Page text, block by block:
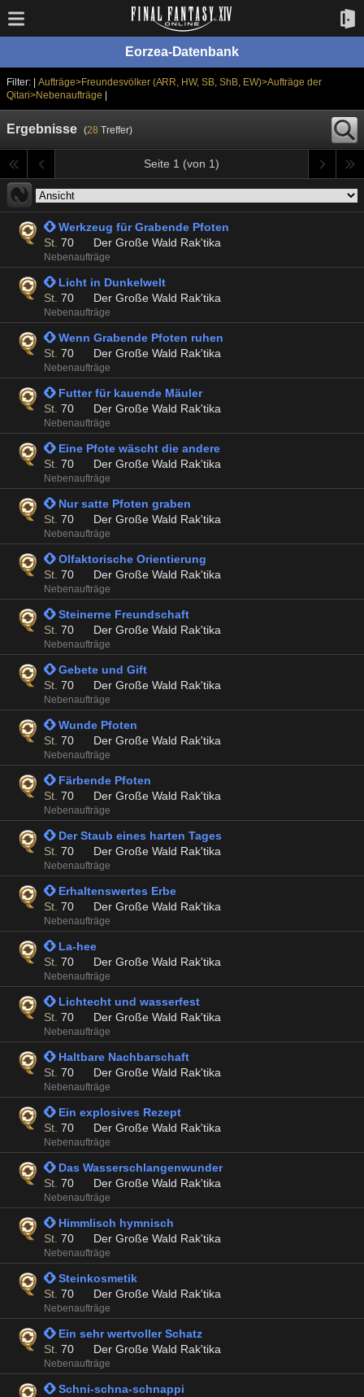
Eorzea-Datenbank
Filter: | Aufträge>Freundesvölker (ARR, HW, SB, ShB, EW)>Aufträge der
Qitari>Nebenaufträge
Ergebnisse (28 Treffer)
Seite 1 (von 1)
 Werkzeug für Grabende Pfoten
St. 70 Der Große Wald Rak'tika
Nebenaufträge
 Licht in Dunkelwelt
St. 70 Der Große Wald Rak'tika
Nebenaufträge
 Wenn Grabende Pfoten ruhen
St. 70 Der Große Wald Rak'tika
Nebenaufträge
 Futter für kauende Mäuler
St. 70 Der Große Wald Rak'tika
Nebenaufträge
 Eine Pfote wäscht die andere
St. 70 Der Große Wald Rak'tika
Nebenaufträge
 Nur satte Pfoten graben
St. 70 Der Große Wald Rak'tika
Nebenaufträge
 Olfaktorische Orientierung
St. 70 Der Große Wald Rak'tika
Nebenaufträge
 Steinerne Freundschaft
St. 70 Der Große Wald Rak'tika
Nebenaufträge
 Gebete und Gift
St. 70 Der Große Wald Rak'tika
Nebenaufträge
 Wunde Pfoten
St. 70 Der Große Wald Rak'tika
Nebenaufträge
 Färbende Pfoten
St. 70 Der Große Wald Rak'tika
Nebenaufträge
 Der Staub eines harten Tages
St. 70 Der Große Wald Rak'tika
Nebenaufträge
 Erhaltenswertes Erbe
St. 70 Der Große Wald Rak'tika
Nebenaufträge
 La-hee
St. 70 Der Große Wald Rak'tika
Nebenaufträge
 Lichtecht und wasserfest
St. 70 Der Große Wald Rak'tika
Nebenaufträge
 Haltbare Nachbarschaft
St. 70 Der Große Wald Rak'tika
Nebenaufträge
 Ein explosives Rezept
St. 70 Der Große Wald Rak'tika
Nebenaufträge
 Das Wasserschlangenwunder
St. 70 Der Große Wald Rak'tika
Nebenaufträge
 Himmlisch hymnisch
St. 70 Der Große Wald Rak'tika
Nebenaufträge
 Steinkosmetik
St. 70 Der Große Wald Rak'tika
Nebenaufträge
 Ein sehr wertvoller Schatz
St. 70 Der Große Wald Rak'tika
Nebenaufträge
 Schni-schna-schnappi